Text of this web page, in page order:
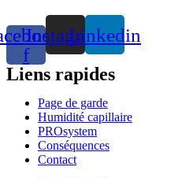
f
InstagramLinkedin
Liens rapides
Page de garde
Humidité capillaire
PROsystem
Conséquences
Contact